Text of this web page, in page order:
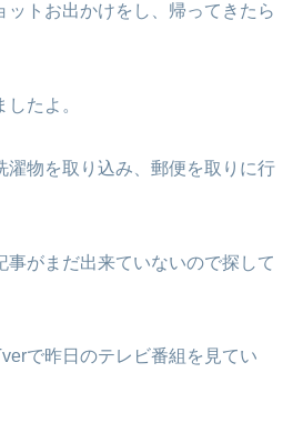
ットお出かけをし、帰ってきたら
たよ。
濯物を取り込み、郵便を取りに行
事がまだ出来ていないので探して
で昨日のテレビ番組を見てい